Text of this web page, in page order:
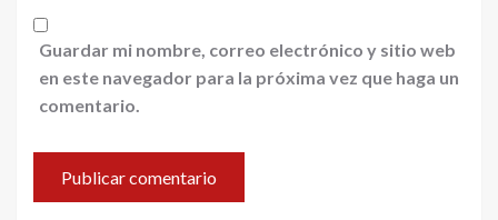
Guardar mi nombre, correo electrónico y sitio web
en este navegador para la próxima vez que haga un
comentario.